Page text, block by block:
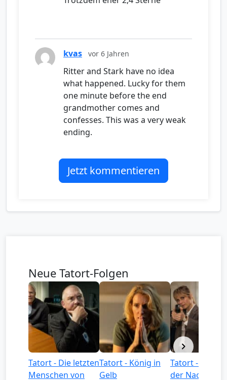
kvas vor 6 Jahren
Ritter and Stark have no idea
what happened. Lucky for them
one minute before the end
grandmother comes and
confesses. This was a very weak
ending.
Jetzt kommentieren
Neue Tatort-Folgen
Tatort - Die letzten
Menschen von
Tatort - König in
Gelb
Tatort - Könige
der Nacht